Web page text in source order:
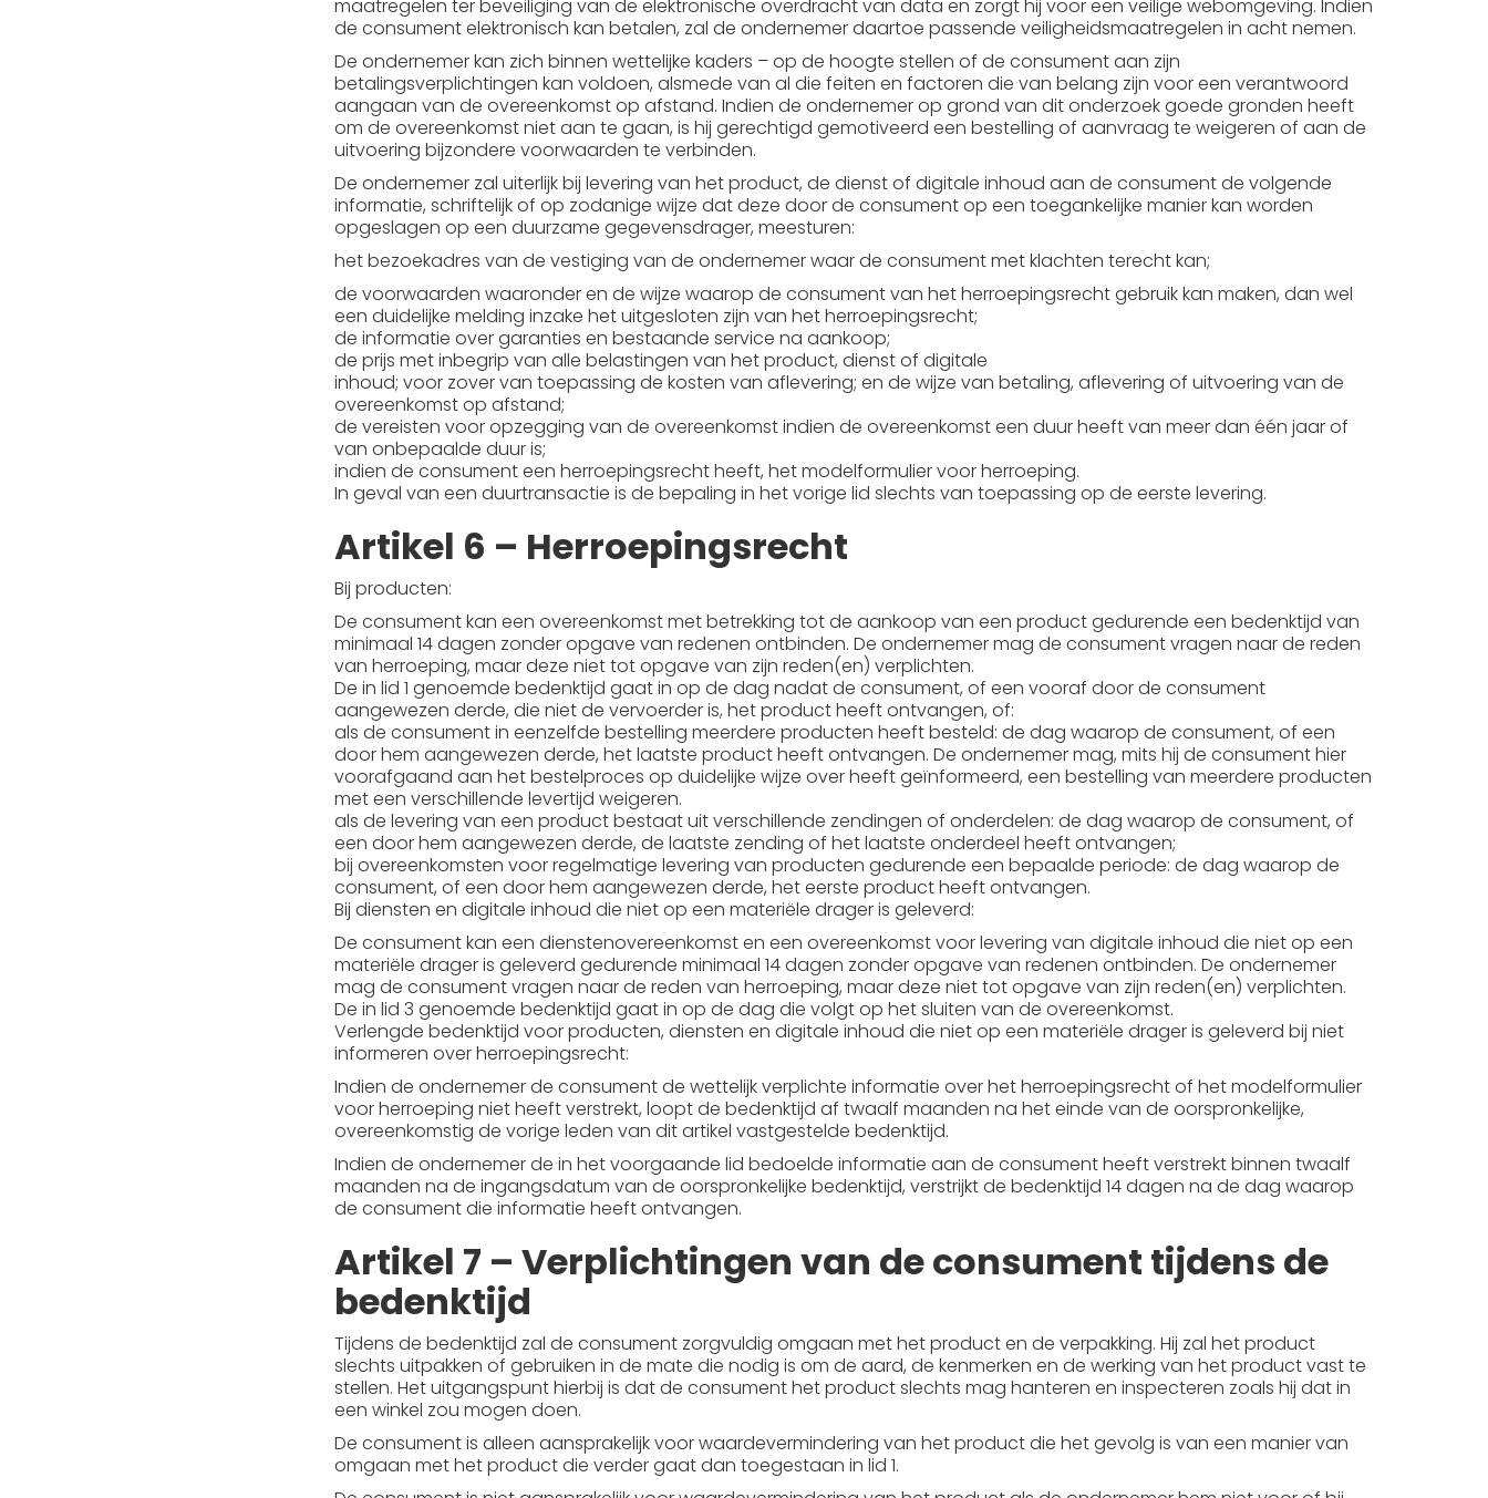
maatregelen ter beveiliging van de elektronische overdracht van data en zorgt hij voor een veilige webomgeving. Indien
de consument elektronisch kan betalen, zal de ondernemer daartoe passende veiligheidsmaatregelen in acht nemen.
De ondernemer kan zich binnen wettelijke kaders – op de hoogte stellen of de consument aan zijn
betalingsverplichtingen kan voldoen, alsmede van al die feiten en factoren die van belang zijn voor een verantwoord
aangaan van de overeenkomst op afstand. Indien de ondernemer op grond van dit onderzoek goede gronden heeft
om de overeenkomst niet aan te gaan, is hij gerechtigd gemotiveerd een bestelling of aanvraag te weigeren of aan de
uitvoering bijzondere voorwaarden te verbinden.
De ondernemer zal uiterlijk bij levering van het product, de dienst of digitale inhoud aan de consument de volgende
informatie, schriftelijk of op zodanige wijze dat deze door de consument op een toegankelijke manier kan worden
opgeslagen op een duurzame gegevensdrager, meesturen:
het bezoekadres van de vestiging van de ondernemer waar de consument met klachten terecht kan;
de voorwaarden waaronder en de wijze waarop de consument van het herroepingsrecht gebruik kan maken, dan wel
een duidelijke melding inzake het uitgesloten zijn van het herroepingsrecht;
de informatie over garanties en bestaande service na aankoop;
de prijs met inbegrip van alle belastingen van het product, dienst of digitale
inhoud; voor zover van toepassing de kosten van aflevering; en de wijze van betaling, aflevering of uitvoering van de
overeenkomst op afstand;
de vereisten voor opzegging van de overeenkomst indien de overeenkomst een duur heeft van meer dan één jaar of
van onbepaalde duur is;
indien de consument een herroepingsrecht heeft, het modelformulier voor herroeping.
In geval van een duurtransactie is de bepaling in het vorige lid slechts van toepassing op de eerste levering.
Artikel 6 – Herroepingsrecht
Bij producten:
De consument kan een overeenkomst met betrekking tot de aankoop van een product gedurende een bedenktijd van
minimaal 14 dagen zonder opgave van redenen ontbinden. De ondernemer mag de consument vragen naar de reden
van herroeping, maar deze niet tot opgave van zijn reden(en) verplichten.
De in lid 1 genoemde bedenktijd gaat in op de dag nadat de consument, of een vooraf door de consument
aangewezen derde, die niet de vervoerder is, het product heeft ontvangen, of:
als de consument in eenzelfde bestelling meerdere producten heeft besteld: de dag waarop de consument, of een
door hem aangewezen derde, het laatste product heeft ontvangen. De ondernemer mag, mits hij de consument hier
voorafgaand aan het bestelproces op duidelijke wijze over heeft geïnformeerd, een bestelling van meerdere producten
met een verschillende levertijd weigeren.
als de levering van een product bestaat uit verschillende zendingen of onderdelen: de dag waarop de consument, of
een door hem aangewezen derde, de laatste zending of het laatste onderdeel heeft ontvangen;
bij overeenkomsten voor regelmatige levering van producten gedurende een bepaalde periode: de dag waarop de
consument, of een door hem aangewezen derde, het eerste product heeft ontvangen.
Bij diensten en digitale inhoud die niet op een materiële drager is geleverd:
De consument kan een dienstenovereenkomst en een overeenkomst voor levering van digitale inhoud die niet op een
materiële drager is geleverd gedurende minimaal 14 dagen zonder opgave van redenen ontbinden. De ondernemer
mag de consument vragen naar de reden van herroeping, maar deze niet tot opgave van zijn reden(en) verplichten.
De in lid 3 genoemde bedenktijd gaat in op de dag die volgt op het sluiten van de overeenkomst.
Verlengde bedenktijd voor producten, diensten en digitale inhoud die niet op een materiële drager is geleverd bij niet
informeren over herroepingsrecht:
Indien de ondernemer de consument de wettelijk verplichte informatie over het herroepingsrecht of het modelformulier
voor herroeping niet heeft verstrekt, loopt de bedenktijd af twaalf maanden na het einde van de oorspronkelijke,
overeenkomstig de vorige leden van dit artikel vastgestelde bedenktijd.
Indien de ondernemer de in het voorgaande lid bedoelde informatie aan de consument heeft verstrekt binnen twaalf
maanden na de ingangsdatum van de oorspronkelijke bedenktijd, verstrijkt de bedenktijd 14 dagen na de dag waarop
de consument die informatie heeft ontvangen.
Artikel 7 – Verplichtingen van de consument tijdens de
bedenktijd
Tijdens de bedenktijd zal de consument zorgvuldig omgaan met het product en de verpakking. Hij zal het product
slechts uitpakken of gebruiken in de mate die nodig is om de aard, de kenmerken en de werking van het product vast te
stellen. Het uitgangspunt hierbij is dat de consument het product slechts mag hanteren en inspecteren zoals hij dat in
een winkel zou mogen doen.
De consument is alleen aansprakelijk voor waardevermindering van het product die het gevolg is van een manier van
omgaan met het product die verder gaat dan toegestaan in lid 1.